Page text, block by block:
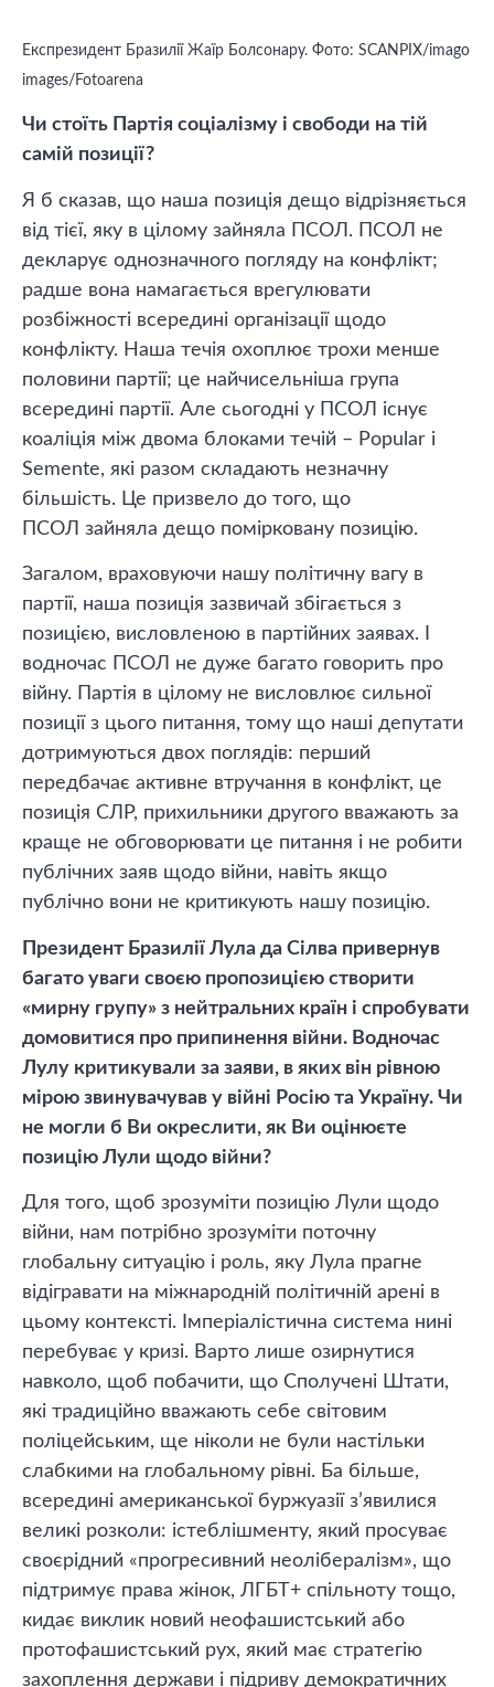
Експрезидент Бразилії Жаїр Болсонару. Фото: SCANPIX/imago
images/Fotoarena
Чи стоїть Партія соціалізму і свободи на тій
самій позиції?
Я б сказав, що наша позиція дещо відрізняється
від тієї, яку в цілому зайняла ПСОЛ. ПСОЛ не
декларує однозначного погляду на конфлікт;
радше вона намагається врегулювати
розбіжності всередині організації щодо
конфлікту. Наша течія охоплює трохи менше
половини партії; це найчисельніша група
всередині партії. Але сьогодні у ПСОЛ існує
коаліція між двома блоками течій – Popular і
Semente, які разом складають незначну
більшість. Це призвело до того, що
ПСОЛ зайняла дещо помірковану позицію.
Загалом, враховуючи нашу політичну вагу в
партії, наша позиція зазвичай збігається з
позицією, висловленою в партійних заявах. І
водночас ПСОЛ не дуже багато говорить про
війну. Партія в цілому не висловлює сильної
позиції з цього питання, тому що наші депутати
дотримуються двох поглядів: перший
передбачає активне втручання в конфлікт, це
позиція СЛР, прихильники другого вважають за
краще не обговорювати це питання і не робити
публічних заяв щодо війни, навіть якщо
публічно вони не критикують нашу позицію.
Президент Бразилії Лула да Сілва привернув
багато уваги своєю пропозицією створити
«мирну групу» з нейтральних країн і спробувати
домовитися про припинення війни. Водночас
Лулу критикували за заяви, в яких він рівною
мірою звинувачував у війні Росію та Україну. Чи
не могли б Ви окреслити, як Ви оцінюєте
позицію Лули щодо війни?
Для того, щоб зрозуміти позицію Лули щодо
війни, нам потрібно зрозуміти поточну
глобальну ситуацію і роль, яку Лула прагне
відігравати на міжнародній політичній арені в
цьому контексті. Імперіалістична система нині
перебуває у кризі. Варто лише озирнутися
навколо, щоб побачити, що Сполучені Штати,
які традиційно вважають себе світовим
поліцейським, ще ніколи не були настільки
слабкими на глобальному рівні. Ба більше,
всередині американської буржуазії з’явилися
великі розколи: істеблішменту, який просуває
своєрідний «прогресивний неолібералізм», що
підтримує права жінок, ЛГБТ+ спільноту тощо,
кидає виклик новий неофашистський або
протофашистський рух, який має стратегію
захоплення держави і підриву демократичних